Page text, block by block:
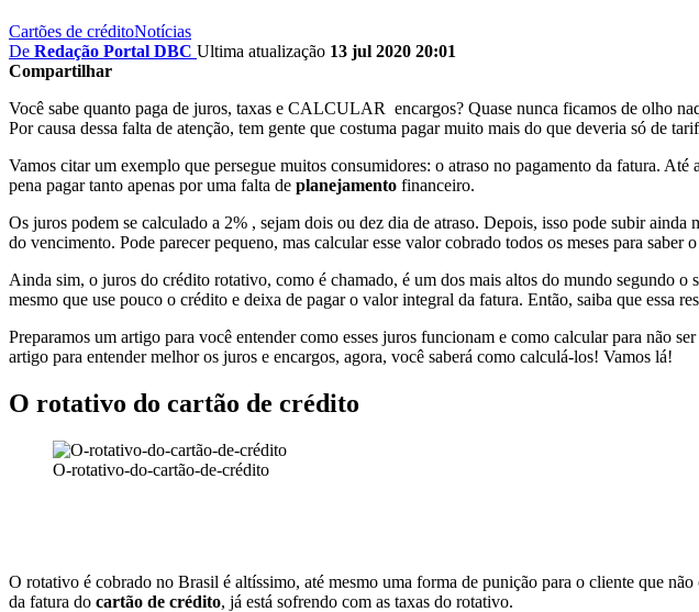
Cartões de créditoNotícias
De Redação Portal DBC Ultima atualização 13 jul 2020 20:01
Compartilhar
Você sabe quanto paga de juros, taxas e CALCULAR encargos? Quase nunca ficamos de olho
Por causa dessa falta de atenção, tem gente que costuma pagar muito mais do que deveria só de
Vamos citar um exemplo que persegue muitos consumidores: o atraso no pagamento da fatura.
pena pagar tanto apenas por uma falta de planejamento financeiro.
Os juros podem se calculado a 2% , sejam dois ou dez dia de atraso. Depois, isso pode subir
do vencimento. Pode parecer pequeno, mas calcular esse valor cobrado todos os meses para saber
Ainda sim, o juros do crédito rotativo, como é chamado, é um dos mais altos do mundo segundo
mesmo que use pouco o crédito e deixa de pagar o valor integral da fatura. Então, saiba que essa
Preparamos um artigo para você entender como esses juros funcionam e como calcular para não
artigo para entender melhor os juros e encargos, agora, você saberá como calculá-los! Vamos lá!
O rotativo do cartão de crédito
O-rotativo-do-cartão-de-crédito
O rotativo é cobrado no Brasil é altíssimo, até mesmo uma forma de punição para o cliente que
da fatura do cartão de crédito, já está sofrendo com as taxas do rotativo.